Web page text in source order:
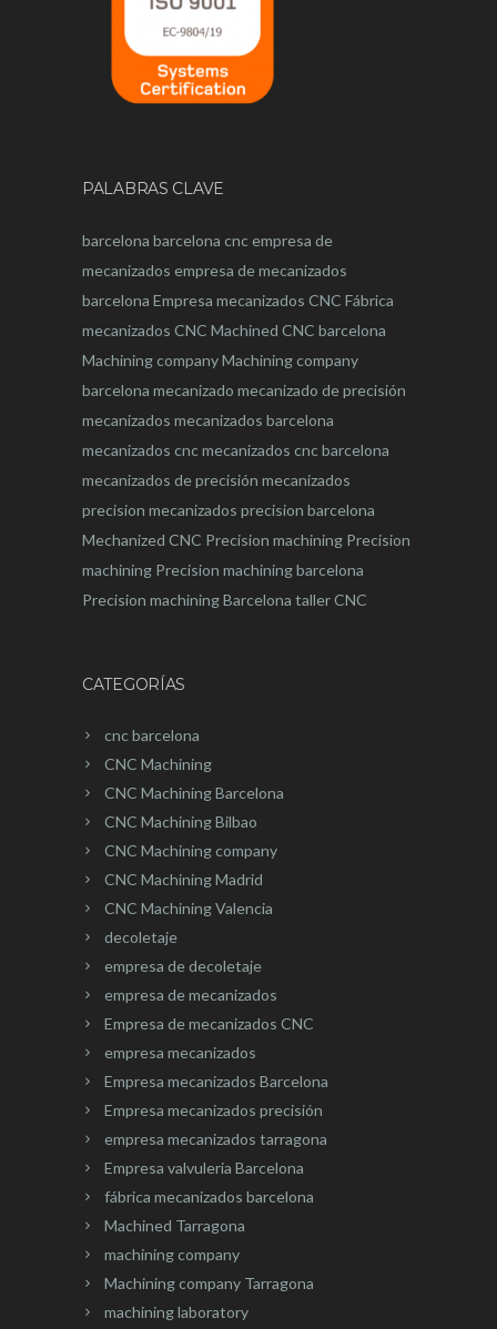
PALABRAS CLAVE
barcelona barcelona cncempresa de
mecanizados empresa de mecanizados
barcelona Empresa mecanizados CNC Fábrica
mecanizados CNC Machined CNC barcelona
Machining companyMachining company
barcelona mecanizado mecanizado de precisión
mecanizados mecanizados barcelona
mecanizados cncmecanizados cnc barcelona
mecanizados de precisión mecanizados
precision mecanizados precision barcelona
Mechanized CNC Precision machining Precision
machining Precision machining barcelona
Precision machining Barcelona taller CNC
CATEGORÍAS
cnc barcelona
CNC Machining
CNC Machining Barcelona
CNC Machining Bilbao
CNC Machining company
CNC Machining Madrid
CNC Machining Valencia
decoletaje
empresa de decoletaje
empresa de mecanizados
Empresa de mecanizados CNC
empresa mecanizados
Empresa mecanizados Barcelona
Empresa mecanizados precisión
empresa mecanizados tarragona
Empresa valvuleria Barcelona
fábrica mecanizados barcelona
Machined Tarragona
machining company
Machining company Tarragona
machining laboratory